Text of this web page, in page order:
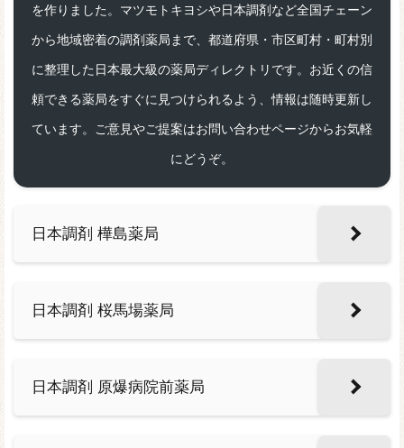
を作りました。マツモトキヨシや日本調剤など全国チェーン
から地域密着の調剤薬局まで、都道府県・市区町村・町村別
に整理した日本最大級の薬局ディレクトリです。お近くの信
頼できる薬局をすぐに見つけられるよう、情報は随時更新し
ています。ご意見やご提案はお問い合わせページからお気軽
にどうぞ。
日本調剤 樺島薬局
日本調剤 桜馬場薬局
日本調剤 原爆病院前薬局